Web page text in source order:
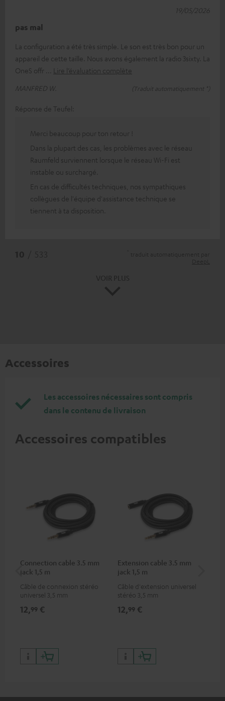
pas mal
La configuration a été très simple. Le son est très bon pour un
appareil de cette taille. Nous avons également la radio 3sixty. La
OneS offr
Lire l’évaluation complète
MANFRED W.
(Traduit automatiquement *)
19/05/2026
Réponse de Teufel:
Merci beaucoup pour ton retour !
Dans la plupart des cas, les problèmes avec le réseau
Raumfeld surviennent lorsque le réseau Wi-Fi est
instable ou surchargé.
En cas de difficultés techniques, nos sympathiques
collègues de l'équipe d'assistance technique se
tiennent à ta disposition.
Accessoires
Les accessoires nécessaires sont compris
dans le contenu de livraison
Accessoires compatibles
Connection cable 3.5 mm
jack 1,5 m
Câble de connexion stéréo
universel 3,5 mm
12,99 €
Extension cable 3.5 mm
jack 1,5 m
Câble d'extension universel
stéréo 3,5 mm
12,99 €